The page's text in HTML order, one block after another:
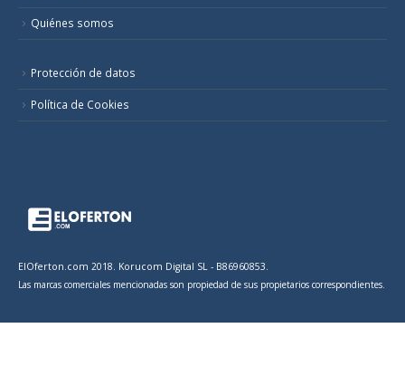
Quiénes somos
Protección de datos
Política de Cookies
ElOferton.com 2018. Korucom Digital SL - B86960853.
Las marcas comerciales mencionadas son propiedad de sus propietarios correspondientes.